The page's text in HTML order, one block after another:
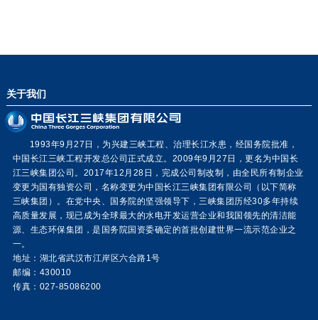
关于我们
1993年9月27日，为兴建三峡工程、治理长江水患，经国务院批准，
中国长江三峡工程开发总公司正式成立。2009年9月27日，更名为中国长
江三峡集团公司。2017年12月28日，完成公司制改制，由全民所有制企业
变更为国有独资公司，名称变更为中国长江三峡集团有限公司（以下简称
三峡集团）。在党中央、国务院的坚强领导下，三峡集团历经30多年持续
高质量发展，现已成为全球最大的水电开发运营企业和我国领先的清洁能
源、生态环保集团，是国务院国资委确定的首批创建世界一流示范企业之
一。
地址：湖北省武汉市江岸区六合路1号
邮编：430010
传真：027-85086200